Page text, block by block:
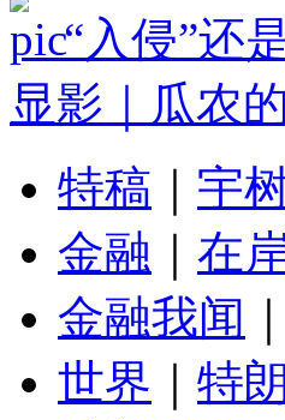
“入侵”还
显影｜瓜农
特稿
宇
金融
在
金融我闻
世界
特